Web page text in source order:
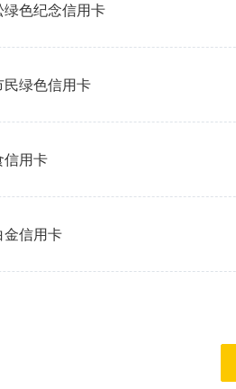
绿色纪念信用卡
民绿色信用卡
信用卡
金信用卡